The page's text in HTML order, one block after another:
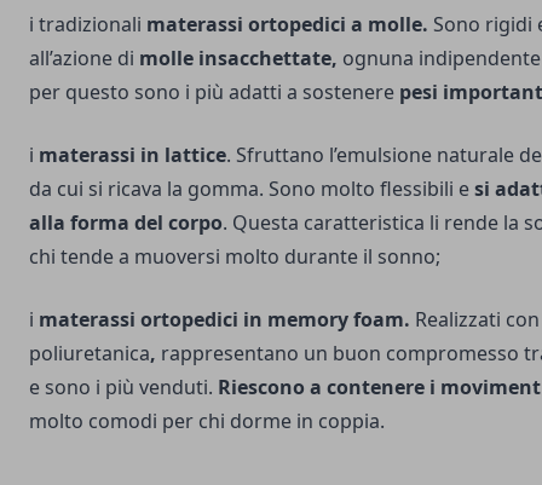
i tradizionali materassi ortopedici a molle. Sono rigidi
all’azione di molle insacchettate, ognuna
per questo sono i più adatti a sostenere pesi
i materassi in lattice. Sfruttano l’emulsione naturale
da cui si ricava la gomma. Sono molto flessibili esi
alla forma del corpo. Questa caratteristica li rende la
chi tende a muoversi molto durante il sonno;
i materassi ortopedici in memory foam. Realizzati
poliuretanica, rappresentano un buon compromesso
e sono i più venduti. Riescono a contenere i
molto comodi per chi dorme in coppia.